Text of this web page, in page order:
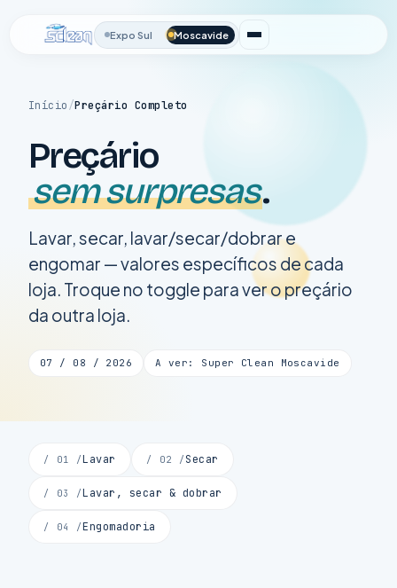
Expo Sul Moscavide
Início/Preçário Completo
Preçário
sem surpresas.
Lavar, secar, lavar/secar/dobrar e
engomar — valores específicos de cada
loja. Troque no toggle para ver o preçário
da outra loja.
07 / 08 / 2026 A ver: Super Clean Moscavide
/ 01 /Lavar / 02 / Secar
/ 03 /Lavar, secar & dobrar
/ 04 /Engomadoria